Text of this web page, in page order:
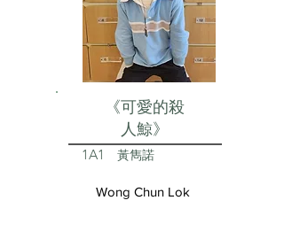
《可愛的殺
人鯨》
1A1 黃雋諾
Wong Chun Lok